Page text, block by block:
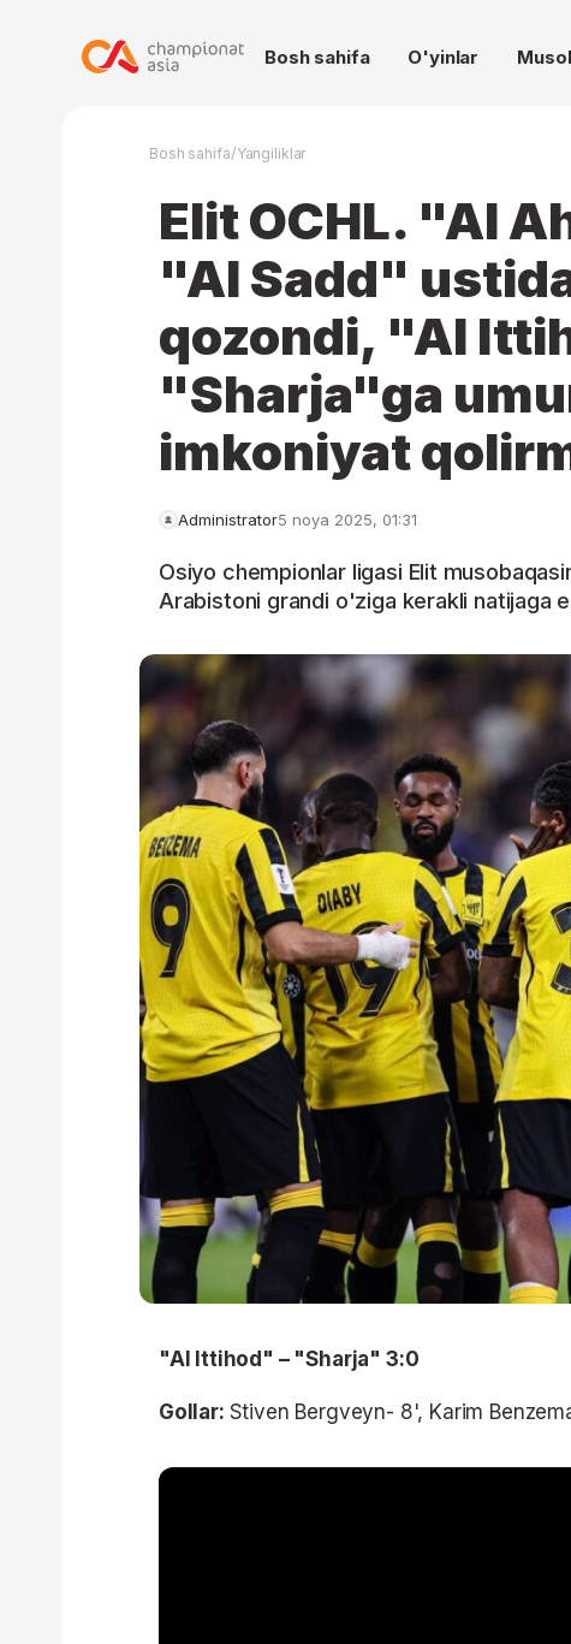
Bosh sahifa O'yinlar
Bosh sahifa/Yangiliklar
Elit OCHL. "Al
"Al Sadd"
qozondi, "Al
"Sharja"ga
imkoniyat
Administrator5 noya 2025, 01:31
Osiyo chempionlar ligasi Elit
Arabistoni grandi o'ziga kerakli natijaga
"Al Ittihod" – "Sharja" 3:0
Gollar: Stiven Bergveyn- 8', Karim